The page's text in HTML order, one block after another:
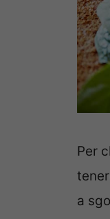
Per
a